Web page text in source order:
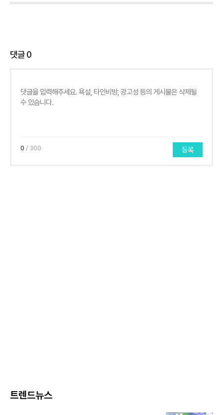
댓글0
0 / 300 등록
트렌드뉴스